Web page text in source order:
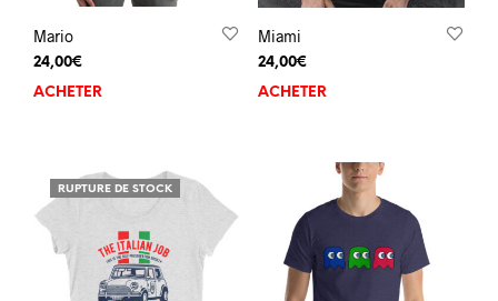
Mario
24,00€
ACHETER
Miami
24,00€
ACHETER
RUPTURE DE STOCK